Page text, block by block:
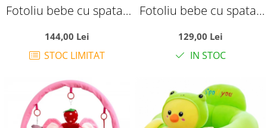
Fotoliu bebe cu spatar
din plus
144,00 Lei
STOC LIMITAT
Fotoliu bebe cu spatar
Ursuletul maro Happy
Day
129,00 Lei
IN STOC